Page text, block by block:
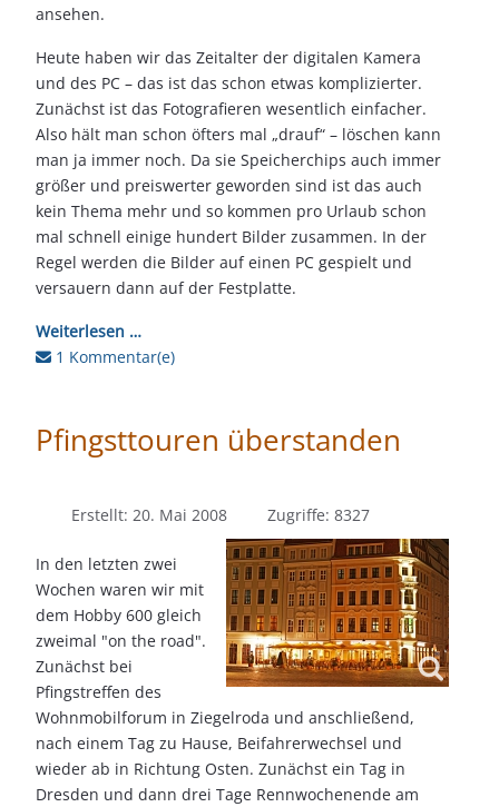
ansehen.
Heute haben wir das Zeitalter der digitalen Kamera
und des PC – das ist das schon etwas komplizierter.
Zunächst ist das Fotografieren wesentlich einfacher.
Also hält man schon öfters mal „drauf“ – löschen kann
man ja immer noch. Da sie Speicherchips auch immer
größer und preiswerter geworden sind ist das auch
kein Thema mehr und so kommen pro Urlaub schon
mal schnell einige hundert Bilder zusammen. In der
Regel werden die Bilder auf einen PC gespielt und
versauern dann auf der Festplatte.
Weiterlesen …
1 Kommentar(e)
Pfingsttouren überstanden
Erstellt: 20. Mai 2008 Zugriffe: 8327
In den letzten zwei
Wochen waren wir mit
dem Hobby 600 gleich
zweimal "on the road".
Zunächst bei
Pfingstreffen des
Wohnmobilforum in Ziegelroda und anschließend,
nach einem Tag zu Hause, Beifahrerwechsel und
wieder ab in Richtung Osten. Zunächst ein Tag in
Dresden und dann drei Tage Rennwochenende am